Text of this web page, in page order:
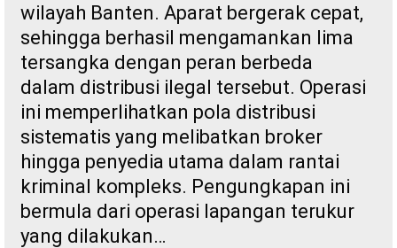
wilayah Banten. Aparat bergerak cepat,
sehingga berhasil mengamankan lima
tersangka dengan peran berbeda
dalam distribusi ilegal tersebut. Operasi
ini memperlihatkan pola distribusi
sistematis yang melibatkan broker
hingga penyedia utama dalam rantai
kriminal kompleks. Pengungkapan ini
bermula dari operasi lapangan terukur
yang dilakukan…